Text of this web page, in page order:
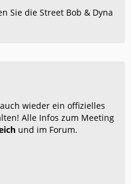
Sie die Street Bob & Dyna
wieder ein offizielles
Alle Infos zum Meeting
und im Forum.